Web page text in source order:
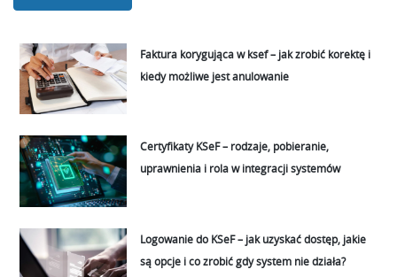
Faktura korygująca w ksef – jak zrobić korektę i
kiedy możliwe jest anulowanie
Certyfikaty KSeF – rodzaje, pobieranie,
uprawnienia i rola w integracji systemów
Logowanie do KSeF – jak uzyskać dostęp, jakie
są opcje i co zrobić gdy system nie działa?